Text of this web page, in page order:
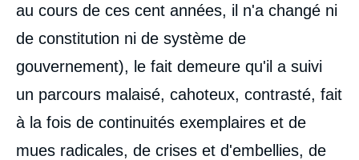
au cours de ces cent années, il n'a changé ni
de constitution ni de système de
gouvernement), le fait demeure qu'il a suivi
un parcours malaisé, cahoteux, contrasté, fait
à la fois de continuités exemplaires et de
mues radicales, de crises et d'embellies, de